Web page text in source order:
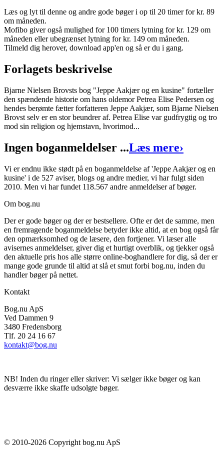
Forfatter:Bjarne Nielsen Brovst
Indlæst afAgnethe Bjørn
Format: Lydbog til download
Udgivet: 18. juni 2018
Læs og lyt til denne og andre gode bøger i op til 20 timer for kr. 89
om måneden.
Mofibo giver også mulighed for 100 timers lytning for kr. 129 om
måneden eller ubegrænset lytning for kr. 149 om måneden.
Tilmeld dig herover, download app'en og så er du i gang.
Forlagets beskrivelse
Bjarne Nielsen Brovsts bog "Jeppe Aakjær og en kusine" fortæller
den spændende historie om hans oldemor Petrea Elise Pedersen og
hendes berømte fætter forfatteren Jeppe Aakjær, som Bjarne Nielsen
Brovst selv er en stor beundrer af. Petrea Elise var gudfrygtig og tro
mod sin religion og hjemstavn, hvorimod...
Ingen boganmeldelser ...Læs mere›
Vi er endnu ikke stødt på en boganmeldelse af 'Jeppe Aakjær og en
kusine' i de 527 aviser, blogs og andre medier, vi har fulgt siden
2010. Men vi har fundet 118.567 andre anmeldelser af bøger.
Om bog.nu
Der er gode bøger og der er bestsellere. Ofte er det de samme, men
en fremragende boganmeldelse betyder ikke altid, at en bog også får
den opmærksomhed og de læsere, den fortjener. Vi læser alle
avisernes anmeldelser, giver dig et hurtigt overblik, og tjekker også
den aktuelle pris hos alle større online-boghandlere for dig, så der er
mange gode grunde til altid at slå et smut forbi bog.nu, inden du
handler bøger på nettet.
Kontakt
Bog.nu ApS
Ved Dammen 9
3480 Fredensborg
Tlf. 20 24 16 67
kontakt@bog.nu
NB! Inden du ringer eller skriver: Vi sælger ikke bøger og kan
desværre ikke skaffe udsolgte bøger.
© 2010-2026 Copyright bog.nu ApS